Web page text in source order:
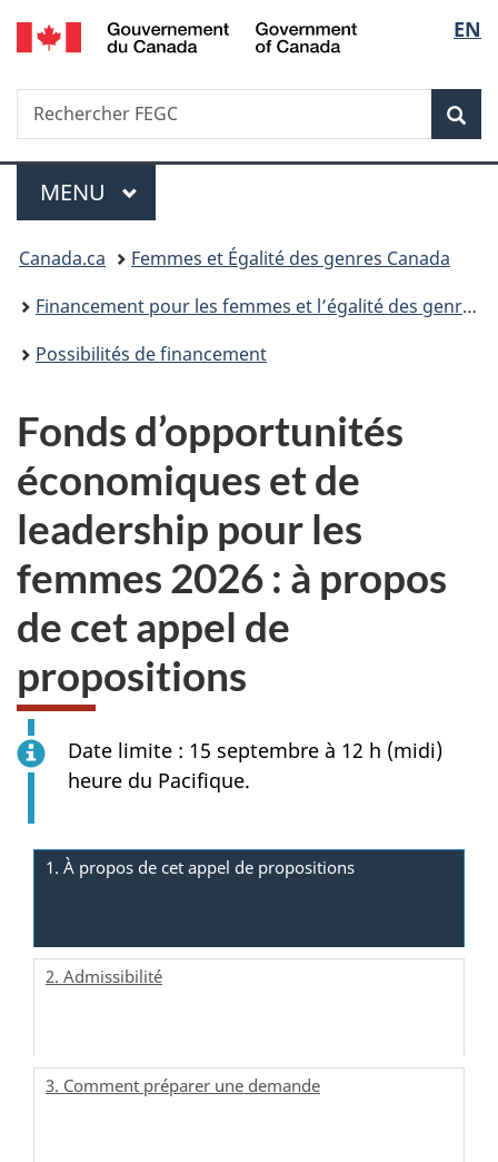
Passer
au
Passer
à
du
Passer
à
simplifiée
de
la
EN
Recherche
Rechercher
FEGC
Menu
MENU PRINCIPAL
Vous
êtes
ici :
Canada.ca
Femmes et Égalité des genres Canada
Financement pour les femmes et l’égalité des genres
Possibilités de financement
Fonds d’opportunités
économiques et de
leadership pour les
femmes 2026 : à propos
de cet appel de
propositions
Date limite : 15 septembre à 12 h (midi)
heure du Pacifique.
1. À propos de cet appel de propositions
2. Admissibilité
3. Comment préparer une demande